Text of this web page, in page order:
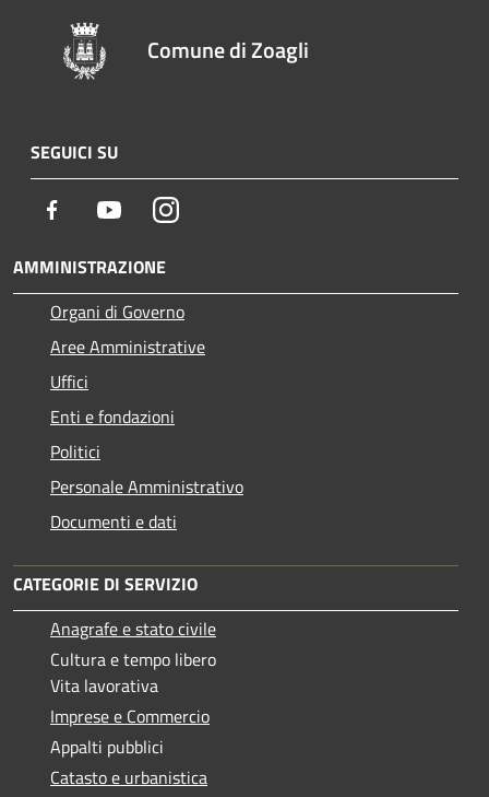
Comune di Zoagli
SEGUICI SU
Facebook YoutubeInstagram
AMMINISTRAZIONE
Organi di Governo
Aree Amministrative
Uffici
Enti e fondazioni
Politici
Personale Amministrativo
Documenti e dati
CATEGORIE DI SERVIZIO
Anagrafe e stato civile
Cultura e tempo libero
Vita lavorativa
Imprese e Commercio
Appalti pubblici
Catasto e urbanistica